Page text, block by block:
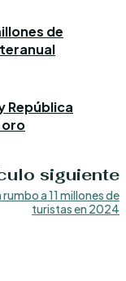
de
República
oro
siguiente
rumbo a 11 millones de
turistas en 2024